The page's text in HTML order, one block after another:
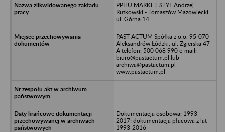
PPHU MARKET STYL Andrzej
Rutkowski - Tomaszów Mazowiecki,
ul. Górna 14
PAST ACTUM Spółka z o.o. 95-070
Aleksandrów Łódzki, ul. Zgierska 47
A telefon: 500 068 990 e-mail:
biuro@pastactum.pl lub
archiwa@pastactum.pl
www.pastactum.pl
Dokumentacja osobowa: 1993-
2017; dokumentacja płacowa z lat
1993-2016